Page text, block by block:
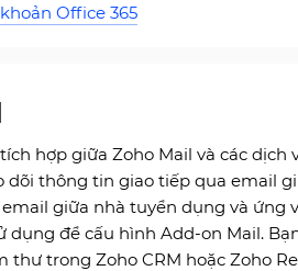
Office 365
hợp giữa Zoho Mail và các dịch
dõi thông tin giao tiếp qua email
giữa nhà tuyển dụng và
dụng để cấu hình Add-on Mail.
trong Zoho CRM hoặc Zoho